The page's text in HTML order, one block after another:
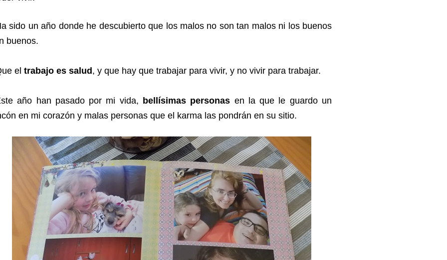
sido un año donde he descubierto que los malos no son tan malos ni los buenos
buenos.
el trabajo es salud , y que hay que trabajar para vivir, y no vivir para trabajar.
año han pasado por mi vida, bellísimas personas en la que le guardo un
en mi corazón y malas personas que el karma las pondrán en su sitio.